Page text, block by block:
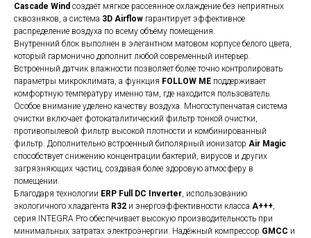
Cascade Wind создаёт мягкое рассеянное охлаждение без неприятных
сквозняков, а система 3D Airflow гарантирует эффективное
распределение воздуха по всему объёму помещения.
Внутренний блок выполнен в элегантном матовом корпусе белого цвета,
который гармонично дополнит любой современный интерьер.
Встроенный датчик влажности позволяет более точно контролировать
параметры микроклимата, а функция FOLLOW ME поддерживает
комфортную температуру именно там, где находится пользователь.
Особое внимание уделено качеству воздуха. Многоступенчатая система
очистки включает фотокаталитический фильтр тонкой очистки,
противопылевой фильтр высокой плотности и комбинированный
фильтр. Дополнительно встроенный биполярный ионизатор Air Magic
способствует снижению концентрации бактерий, вирусов и других
загрязняющих частиц, создавая более здоровую атмосферу в
помещении.
Благодаря технологии ERP Full DC Inverter, использованию
экологичного хладагента R32 и энергоэффективности класса A+++,
серия INTEGRA Pro обеспечивает высокую производительность при
минимальных затратах электроэнергии. Надёжный компрессор GMCC и